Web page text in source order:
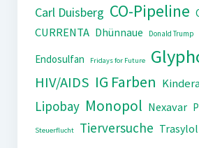
Carl Duisberg CO-Pipeline
CURRENTA Dhünnaue Donald Trump
Endosulfan
Fridays for Future
HIV/AIDS IG Farben
Lipobay Monopol Nexavar
Steuerflucht Tierversuche Trasylol